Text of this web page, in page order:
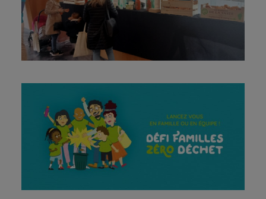
RECETTES COSMÉTIQUES
PRODUITS D’ENTRETIEN
NOS ACTIONS
PRESTATIONS
DÉFI VOISINS ZÉRO DÉCHET
DÉFI DES ÉCOLES
COMMERCE ENGAGÉ
TARPIN MOINS
S’ENGAGER